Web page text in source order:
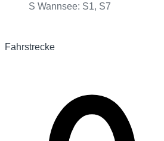
S Wannsee: S1, S7
Fahrstrecke